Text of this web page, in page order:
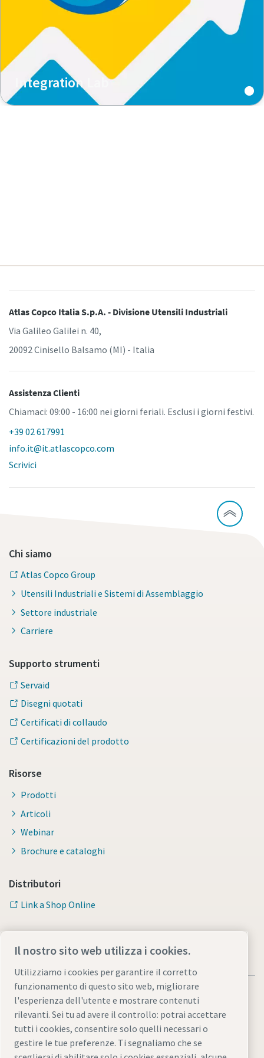
Integration Lab
Atlas Copco Italia S.p.A. - Divisione Utensili Industriali
Via Galileo Galilei n. 40,
20092 Cinisello Balsamo (MI) - Italia
Assistenza Clienti
Chiamaci: 09:00 - 16:00 nei giorni feriali. Esclusi i giorni festivi.
+39 02 617991
info.it@it.atlascopco.com
Scrivici
Chi siamo
Atlas Copco Group
Utensili Industriali e Sistemi di Assemblaggio
Settore industriale
Carriere
Supporto strumenti
Servaid
Disegni quotati
Certificati di collaudo
Certificazioni del prodotto
Risorse
Prodotti
Articoli
Webinar
Brochure e cataloghi
Distributori
Link a Shop Online
Note legali e informativa sulla privacy
Gestione preferenze cookiesAccessibilitàMappa del sito
Il nostro sito web utilizza i cookies.
Utilizziamo i cookies per garantire il corretto
funzionamento di questo sito web, migliorare
l'esperienza dell'utente e mostrare contenuti
rilevanti. Sei tu ad avere il controllo: potrai accettare
tutti i cookies, consentire solo quelli necessari o
gestire le tue preferenze. Ti segnaliamo che se